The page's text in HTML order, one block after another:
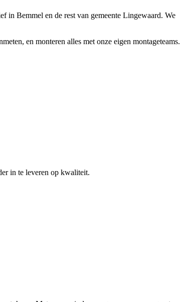
Bemmel en de rest van gemeente Lingewaard. We
en monteren alles met onze eigen montageteams.
in te leveren op kwaliteit.